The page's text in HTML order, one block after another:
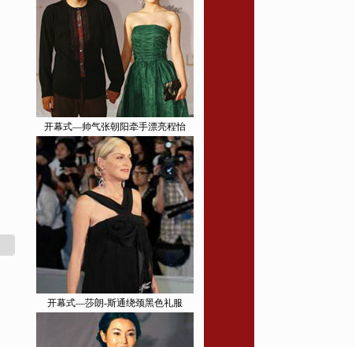
开幕式—帅气张朝阳牵手漂亮程怡
开幕式—莎朗-斯通绕颈黑色礼服